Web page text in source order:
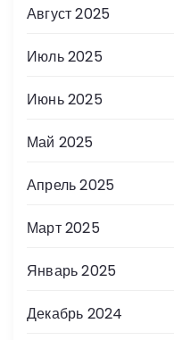
Август 2025
Июль 2025
Июнь 2025
Май 2025
Апрель 2025
Март 2025
Январь 2025
Декабрь 2024